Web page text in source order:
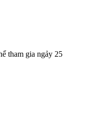
tham gia ngảy 25